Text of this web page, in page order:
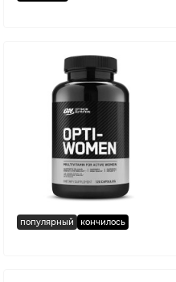
популярный кончилось